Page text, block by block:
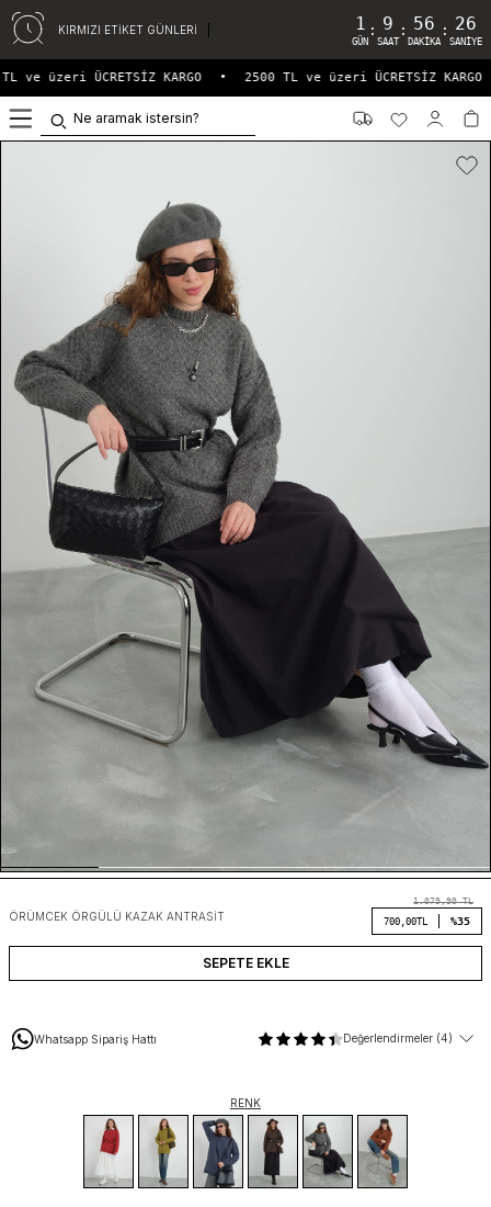
KIRMIZI ETİKET GÜNLERİ 1
GÜN
: 9
SAAT
: 56
DAKIKA
: 26
SANIYE
ve üzeri ÜCRETSİZ KARGO • 2500 TL ve üzeri ÜCRETSİZ KARGO
ÖRÜMCEK ÖRGÜLÜ KAZAK ANTRASIT
1.079,90TL
700,00TL %35
SEPETE EKLE
Whatsapp Sipariş Hattı Değerlendirmeler (4)
RENK